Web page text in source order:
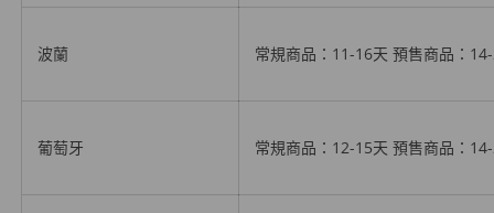
波蘭 常規商品：11-16天 預售商品 ：
葡萄牙 常規商品：12-15天 預售商品 ：